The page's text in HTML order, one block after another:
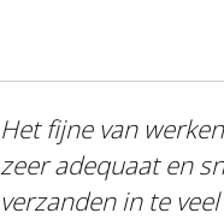
Het fijne van
zeer adequaat en
verzanden in te